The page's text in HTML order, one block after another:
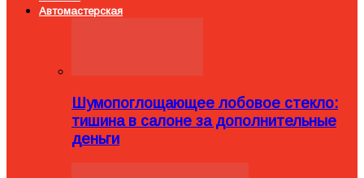
Автомастерская
Шумопоглощающее лобовое стекло:
тишина в салоне за дополнительные
деньги